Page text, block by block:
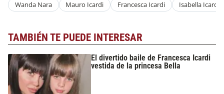
Wanda Nara Mauro Icardi Francesca Icardi Isabella Icardi
TAMBIÉN TE PUEDE INTERESAR
El divertido baile de Francesca Icardi
vestida de la princesa Bella